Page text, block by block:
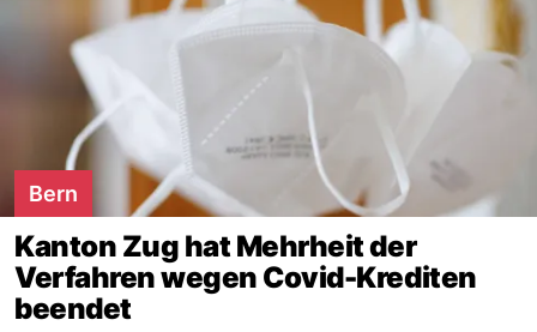
Bern
Kanton Zug hat Mehrheit der
Verfahren wegen Covid-Krediten
beendet